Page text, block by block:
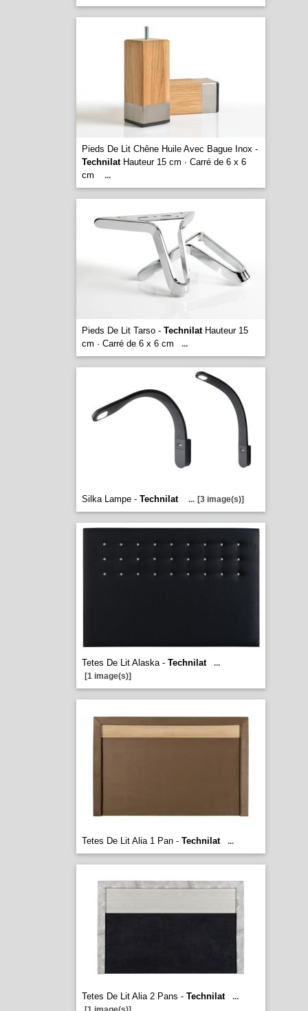
Pieds De Lit Chêne Huile Avec Bague Inox -
TechnilatHauteur 15 cm · Carré de 6 x 6
cm
...
Pieds De Lit Tarso - TechnilatHauteur 15
cm · Carré de 6 x 6 cm
...
Silka Lampe - Technilat ... [3 image(s)]
Tetes De Lit Alaska - Technilat
...
[1 image(s)]
Tetes De Lit Alia 1 Pan - Technilat ...
Tetes De Lit Alia 2 Pans - Technilat
...